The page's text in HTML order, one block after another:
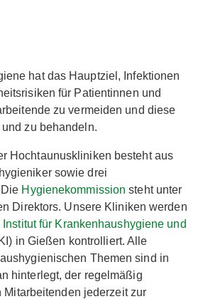
hat das Hauptziel, Infektionen
für Patientinnen und
zu vermeiden und diese
zu behandeln.
Hochtaunuskliniken besteht aus
sowie drei
Hygienekommission steht unter
Direktors. Unsere Kliniken werden
Institut für Krankenhaushygiene und
in Gießen kontrolliert. Alle
Themen sind in
hinterlegt, der regelmäßig
jederzeit zur